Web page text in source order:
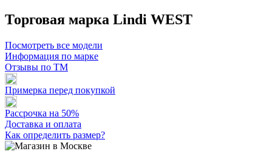
Торговая марка Lindi WEST
Посмотреть все модели
Информация по марке
Отзывы по ТМ
Примерка перед покупкой
Рассрочка на 50%
Доставка и оплата
Как определить размер?